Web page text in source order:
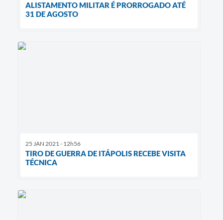
ALISTAMENTO MILITAR É PRORROGADO ATÉ
31 DE AGOSTO
25 JAN 2021 - 12h56
TIRO DE GUERRA DE ITÁPOLIS RECEBE VISITA
TÉCNICA